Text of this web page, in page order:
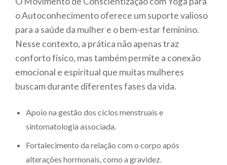
o Autoconhecimento oferece um suporte valioso
para a saúde da mulher e o bem-estar feminino.
Nesse contexto, a prática não apenas traz
conforto físico, mas também permite a conexão
emocional e espiritual que muitas mulheres
buscam durante diferentes fases da vida.
Apoio na gestão dos ciclos menstruais e
sintomatologia associada.
Fortalecimento da relação com o corpo após
alterações hormonais, como a gravidez.